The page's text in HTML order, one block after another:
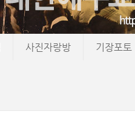
사진자랑방 기장포토